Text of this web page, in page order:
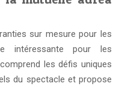
sur mesure pour les
intéressante pour les
les défis uniques
du spectacle et propose